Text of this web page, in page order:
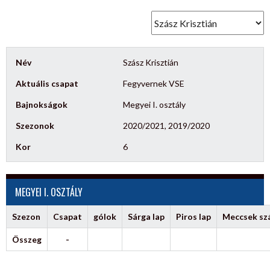
Név Szász Krisztián
Aktuális csapat Fegyvernek VSE
Bajnokságok Megyei I. osztály
Szezonok 2020/2021, 2019/2020
Kor 6
MEGYEI I. OSZTÁLY
Szezon Csapat gólok Sárga lap Piros lap Meccsek
Összeg -